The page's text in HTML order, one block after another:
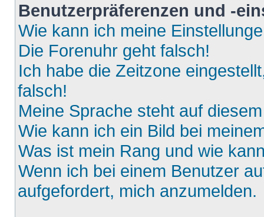
Benutzerpräferenzen und -
Wie kann ich meine
Die Forenuhr geht falsch!
Ich habe die Zeitzone
falsch!
Meine Sprache steht auf
Wie kann ich ein Bild bei
Was ist mein Rang und wie
Wenn ich bei einem Benutzer
aufgefordert, mich anzumelden.